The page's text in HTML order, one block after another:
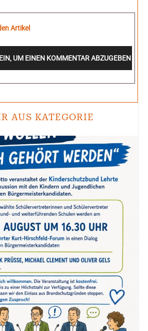
AUS KATEGORIE
Artikel
UM EINEN KOMMENTAR ABZUGEBEN